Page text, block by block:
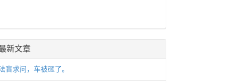
新文章
盲求问，车被砸了。